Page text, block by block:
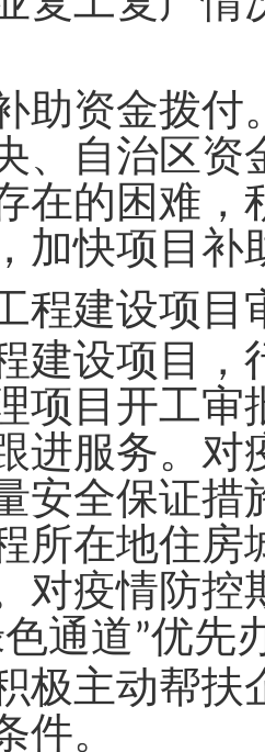
助资金拨
、自治区资
在的困难，
加快项目补
程建设项目
建设项目，
项目开工审
进服务。对
安全保证措
所在地住
对疫情防
通道”优先
极主动帮扶
件。